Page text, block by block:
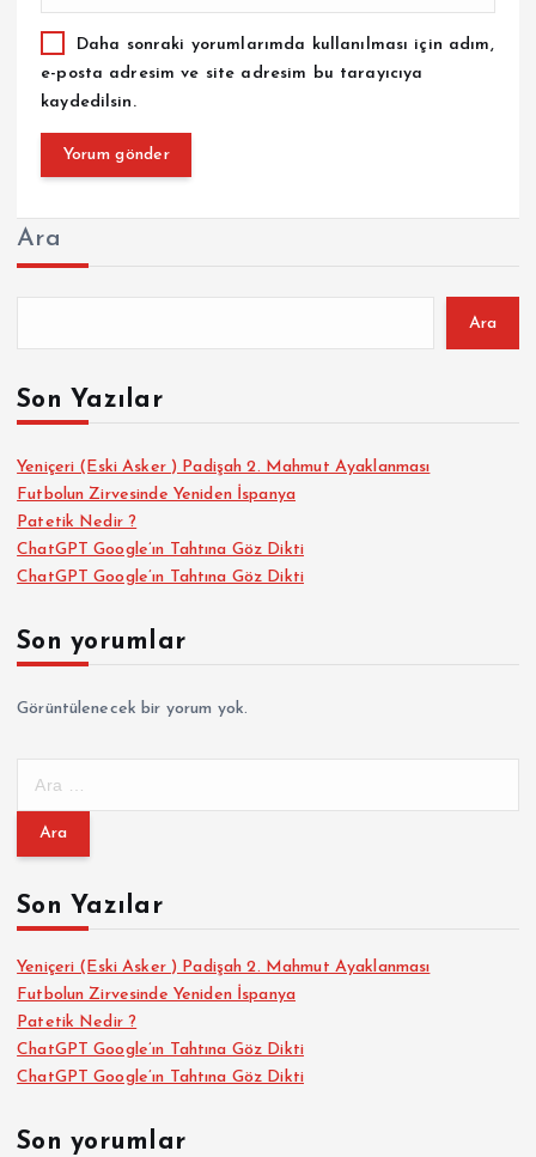
Daha sonraki yorumlarımda kullanılması için adım,
e-posta adresim ve site adresim bu tarayıcıya
kaydedilsin.
Ara
Ara
Son Yazılar
Yeniçeri (Eski Asker ) Padişah 2. Mahmut Ayaklanması
Futbolun Zirvesinde Yeniden İspanya
Patetik Nedir ?
ChatGPT Google’ın Tahtına Göz Dikti
ChatGPT Google’ın Tahtına Göz Dikti
Son yorumlar
Görüntülenecek bir yorum yok.
m
:Son Yazılar
Yeniçeri (Eski Asker ) Padişah 2. Mahmut Ayaklanması
Futbolun Zirvesinde Yeniden İspanya
Patetik Nedir ?
ChatGPT Google’ın Tahtına Göz Dikti
ChatGPT Google’ın Tahtına Göz Dikti
Son yorumlar